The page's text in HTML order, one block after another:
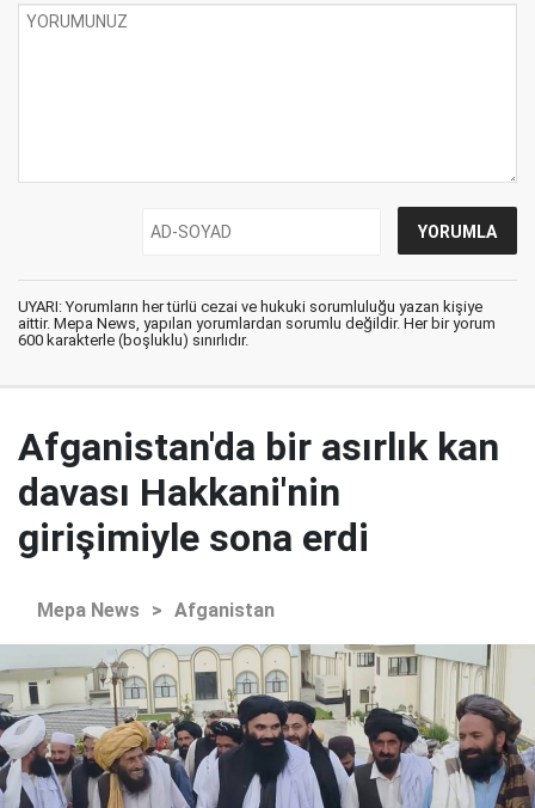
UYARI: Yorumların her türlü cezai ve hukuki sorumluluğu yazan kişiye
aittir. Mepa News, yapılan yorumlardan sorumlu değildir. Her bir yorum
600 karakterle (boşluklu) sınırlıdır.
Afganistan'da bir asırlık kan
davası Hakkani'nin
girişimiyle sona erdi
Mepa News > Afganistan